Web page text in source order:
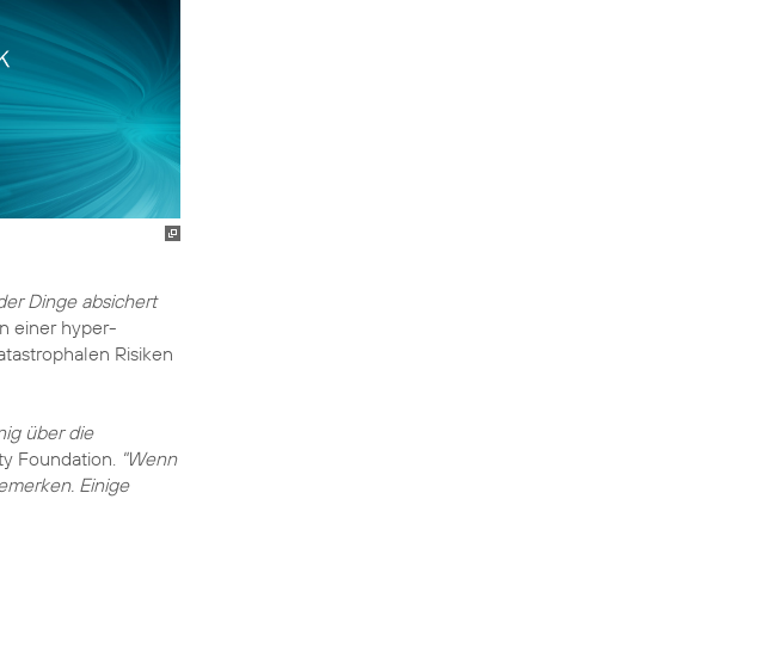
Dinge absichert
einer hyper-
Risiken
über die
Foundation. "Wenn
Einige